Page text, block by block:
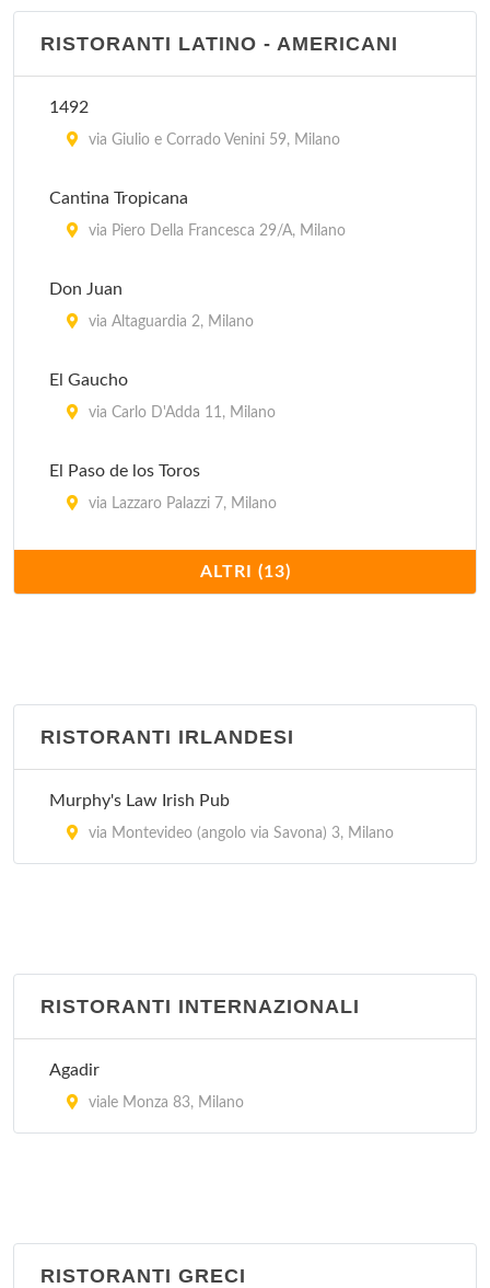
RISTORANTI LATINO - AMERICANI
1492
via Giulio e Corrado Venini 59, Milano
Cantina Tropicana
via Piero Della Francesca 29/A, Milano
Don Juan
via Altaguardia 2, Milano
El Gaucho
via Carlo D'Adda 11, Milano
El Paso de los Toros
via Lazzaro Palazzi 7, Milano
via Conegliano 5, Milano
El Tipico Latino Americano
Havana Cafè
viale Bligny 50, Milano
La Hora Feliz
ALTRI (13)
RISTORANTI IRLANDESI
Murphy's Law Irish Pub
via Montevideo (angolo via Savona) 3, Milano
RISTORANTI INTERNAZIONALI
Agadir
viale Monza 83, Milano
RISTORANTI GRECI